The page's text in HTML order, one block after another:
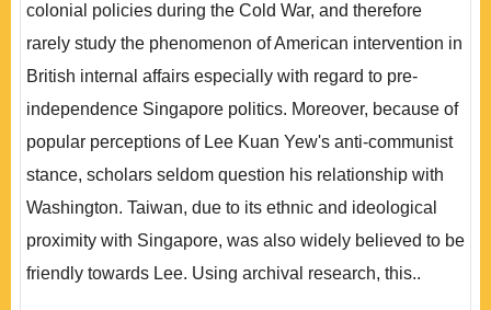
colonial policies during the Cold War, and therefore
rarely study the phenomenon of American intervention in
British internal affairs especially with regard to pre-
independence Singapore politics. Moreover, because of
popular perceptions of Lee Kuan Yew's anti-communist
stance, scholars seldom question his relationship with
Washington. Taiwan, due to its ethnic and ideological
proximity with Singapore, was also widely believed to be
friendly towards Lee. Using archival research, this..